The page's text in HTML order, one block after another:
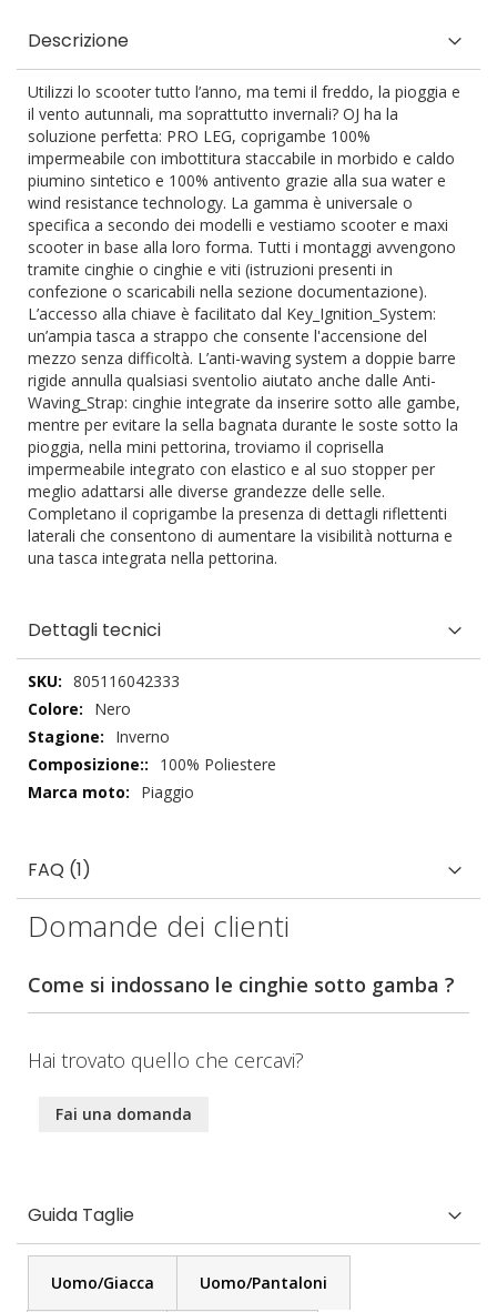
Descrizione
Utilizzi lo scooter tutto l’anno, ma temi il freddo, la pioggia e
il vento autunnali, ma soprattutto invernali? OJ ha la
soluzione perfetta: PRO LEG, coprigambe 100%
impermeabile con imbottitura staccabile in morbido e caldo
piumino sintetico e 100% antivento grazie alla sua water e
wind resistance technology. La gamma è universale o
specifica a secondo dei modelli e vestiamo scooter e maxi
scooter in base alla loro forma. Tutti i montaggi avvengono
tramite cinghie o cinghie e viti (istruzioni presenti in
confezione o scaricabili nella sezione documentazione).
L’accesso alla chiave è facilitato dal Key_Ignition_System:
un’ampia tasca a strappo che consente l'accensione del
mezzo senza difficoltà. L’anti-waving system a doppie barre
rigide annulla qualsiasi sventolio aiutato anche dalle Anti-
Waving_Strap: cinghie integrate da inserire sotto alle gambe,
mentre per evitare la sella bagnata durante le soste sotto la
pioggia, nella mini pettorina, troviamo il coprisella
impermeabile integrato con elastico e al suo stopper per
meglio adattarsi alle diverse grandezze delle selle.
Completano il coprigambe la presenza di dettagli riflettenti
laterali che consentono di aumentare la visibilità notturna e
una tasca integrata nella pettorina.
Dettagli tecnici
Dettagli
tecnici
805116042333
Nero
Inverno
100% Poliestere
Piaggio
FAQ (1)
Domande dei clienti
Come si indossano le cinghie sotto gamba ?
Hai trovato quello che cercavi?
Fai una domanda
Guida Taglie
Uomo/Giacca Uomo/Pantaloni